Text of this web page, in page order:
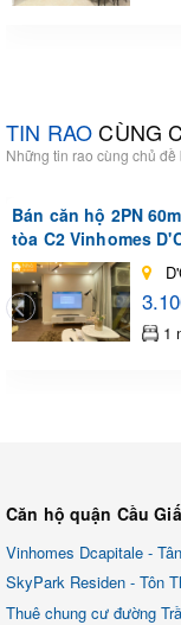
TIN RAOCÙNG
Những tin rao cùng chủ đề
Bán căn hộ 2PN
tòa C2 Vinhomes
1
Căn hộ quận Cầu
Vinhomes Dcapitale -
SkyPark Residen - Tôn
Thuê chung cư đường